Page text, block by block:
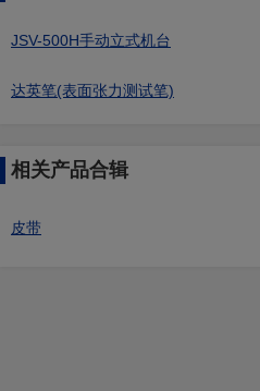
JSV-500H手动立式机台
达英笔(表面张力测试笔)
相关产品合辑
皮带